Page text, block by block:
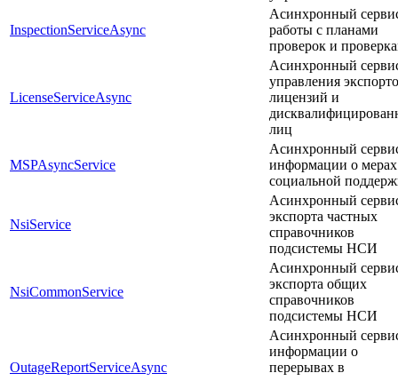
InspectionServiceAsync
Асинхронный
работы с планами
проверок и
LicenseServiceAsync
Асинхронный
управления
лицензий и
лиц
MSPAsyncService
Асинхронный
информации о мерах
социальной
NsiService
Асинхронный
экспорта частных
справочников
подсистемы НСИ
NsiCommonService
Асинхронный
экспорта общих
справочников
подсистемы НСИ
OutageReportServiceAsync
Асинхронный
информации о
перерывах в